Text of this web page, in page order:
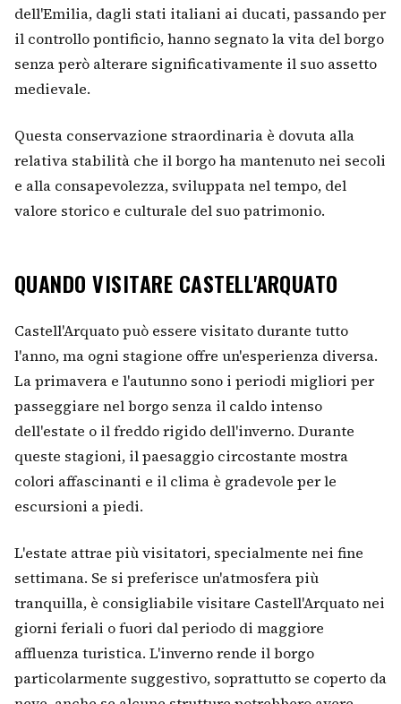
dell'Emilia, dagli stati italiani ai ducati, passando per
il controllo pontificio, hanno segnato la vita del borgo
senza però alterare significativamente il suo assetto
medievale.
Questa conservazione straordinaria è dovuta alla
relativa stabilità che il borgo ha mantenuto nei secoli
e alla consapevolezza, sviluppata nel tempo, del
valore storico e culturale del suo patrimonio.
QUANDO VISITARE CASTELL'ARQUATO
Castell'Arquato può essere visitato durante tutto
l'anno, ma ogni stagione offre un'esperienza diversa.
La primavera e l'autunno sono i periodi migliori per
passeggiare nel borgo senza il caldo intenso
dell'estate o il freddo rigido dell'inverno. Durante
queste stagioni, il paesaggio circostante mostra
colori affascinanti e il clima è gradevole per le
escursioni a piedi.
L'estate attrae più visitatori, specialmente nei fine
settimana. Se si preferisce un'atmosfera più
tranquilla, è consigliabile visitare Castell'Arquato nei
giorni feriali o fuori dal periodo di maggiore
affluenza turistica. L'inverno rende il borgo
particolarmente suggestivo, soprattutto se coperto da